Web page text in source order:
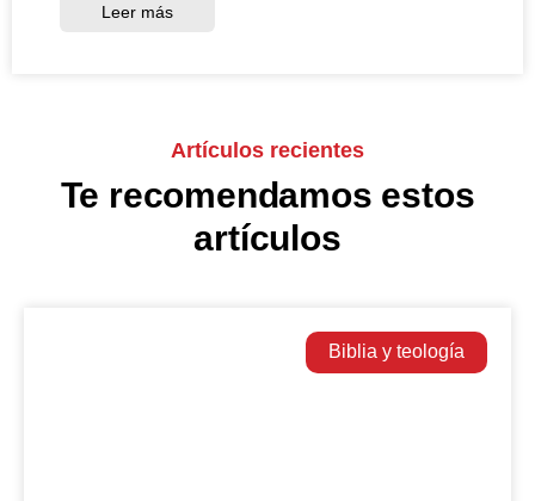
Leer más
Artículos recientes
Te recomendamos estos
artículos
Biblia y teología